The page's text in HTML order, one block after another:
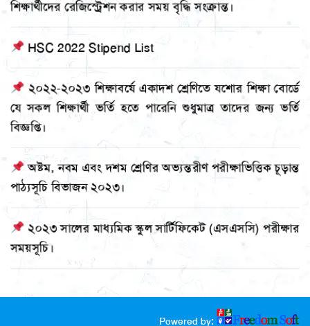
HSC 2022 Stipend List
২০২২-২০২৩ শিক্ষাবর্ষে একাদশ শ্রেণিতে যশোর শিক্ষা বোর্ডে
যে সকল শিক্ষার্থী ভর্তি হতে পারেনি শুধুমাত্র তাদের জন্য ভর্তি
বিজ্ঞপ্তি।
অষ্টম, নবম এবং দশম শ্রেণির অভ্যন্তরীণ পরীক্ষাভিত্তিক চূড়ান্ত
পাঠ্যসূচি বিভাজন ২০২৩।
২০২৩ সালের মাধ্যমিক স্কুল সার্টিফিকেট (এসএসসি) পরীক্ষার
সময়সূচি।
Powered by: